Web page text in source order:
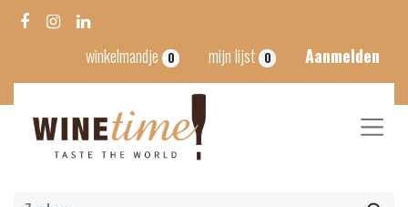
winkelmandje 0 mijn lijst 0 Aanmelden